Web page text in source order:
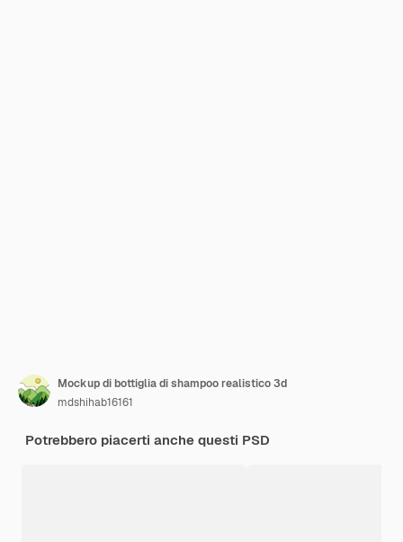
Mockup di bottiglia di shampoo realistico 3d
mdshihab16161
Potrebbero piacerti anche questi PSD